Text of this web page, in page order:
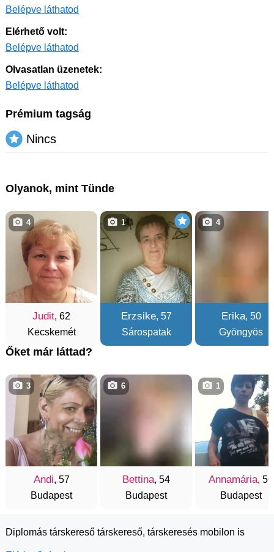
Belépve láthatod
Elérhető volt:
Belépve láthatod
Olvasatlan üzenetek:
Belépve láthatod
Prémium tagság
Nincs
Olyanok, mint Tünde
Judit, 62
Kecskemét
4
Erzsike, 57
Sárospatak
1
Erika, 50
Gyöngyös
4
Őket már láttad?
Andi, 57
Budapest
3
Bettina, 54
Budapest
6
Annamária, 56
Budapest
1
Diplomás társkereső társkereső, társkeresés mobilon is